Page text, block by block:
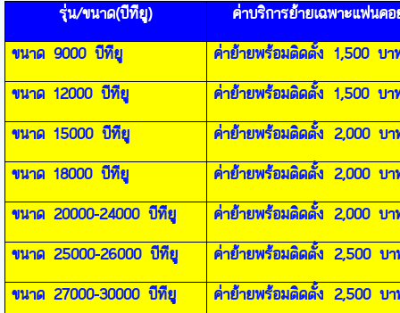
รุ่น/ขนาด(บีทียู)
ค่าบริการย้ายเฉพาะแฟนค
ขนาด 9000 บีทียู ค่าย้ายพร้อมติดตั้ง1,500 บา
ขนาด 12000 บีทียู ค่าย้ายพร้อมติดตั้ง1,500 บา
ขนาด 15000 บีทียู ค่าย้ายพร้อมติดตั้ง2,000 บา
ขนาด 18000 บีทียู ค่าย้ายพร้อมติดตั้ง2,000 บา
ขนาด 20000-24000 บีทียู ค่าย้ายพร้อมติดตั้ง2,000 บา
ขนาด 25000-26000 บีทียู ค่าย้ายพร้อมติดตั้ง2,500 บ
ขนาด 27000-30000 บีทียู ค่าย้ายพร้อมติดตั้ง2,500 บ